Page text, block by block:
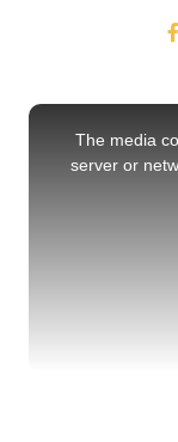
This
The media
server or